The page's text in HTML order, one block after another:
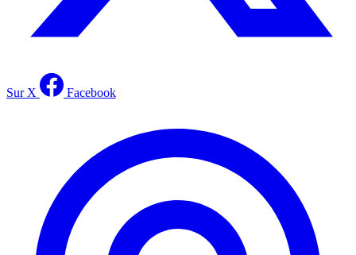
Sur X Facebook